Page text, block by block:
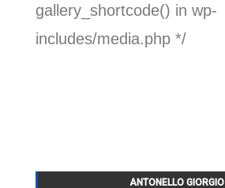
gallery_shortcode() in wp-
includes/media.php */
ANTONELLO GIORGIO